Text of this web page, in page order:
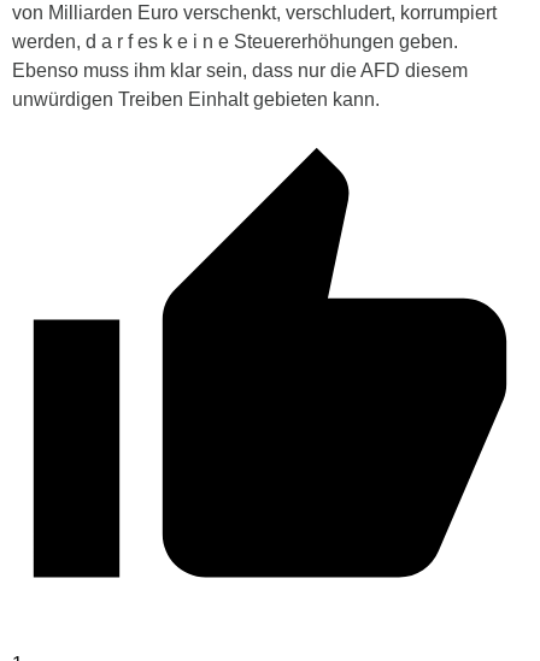
von Milliarden Euro verschenkt, verschludert, korrumpiert
werden, d a r f es k e i n e Steuererhöhungen geben.
Ebenso muss ihm klar sein, dass nur die AFD diesem
unwürdigen Treiben Einhalt gebieten kann.